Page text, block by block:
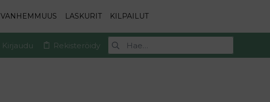
VANHEMMUUS LASKURIT KILPAILUT
Kirjaudu Rekisteröidy